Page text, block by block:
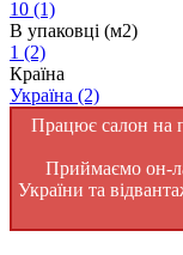
10 (1)
В упаковці (м2)
1 (2)
Країна
Україна (2)
Працює салон на
Приймаємо он-
України та